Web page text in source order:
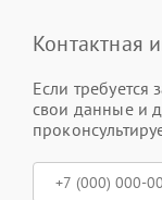
Контактная
Если требуется
свои данные и